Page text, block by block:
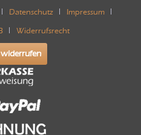
Datenschutz Impressum
Widerrufsrecht